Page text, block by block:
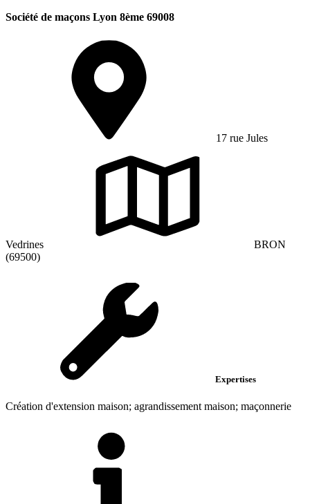
Société de maçons Lyon 8ème 69008
17 rue Jules
Vedrines
BRON
(69500)
Expertises
Création d'extension maison; agrandissement maison; maçonnerie